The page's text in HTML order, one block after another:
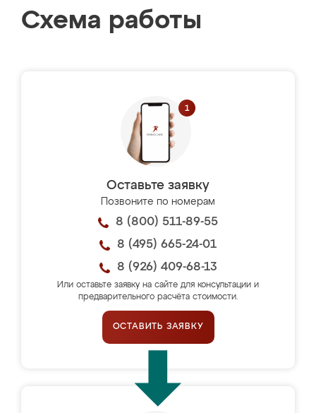
Схема работы
Оставьте заявку
Позвоните по номерам
8 (800) 511-89-55
8 (495) 665-24-01
8 (926) 409-68-13
Или оставьте заявку на сайте для консультации и
предварительного расчёта стоимости.
ОСТАВИТЬ ЗАЯВКУ